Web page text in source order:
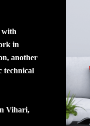
with
in
another
technical
Vihari,